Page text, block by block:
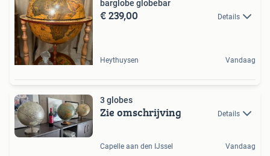
barglobe globebar
€ 239,00 Details
Heythuysen Vandaag
3 globes
Zie omschrijving Details
Capelle aan den IJssel Vandaag